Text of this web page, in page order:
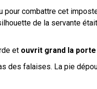
pour combattre cet
de la servante
et ouvrit grand la porte
des falaises. La pie